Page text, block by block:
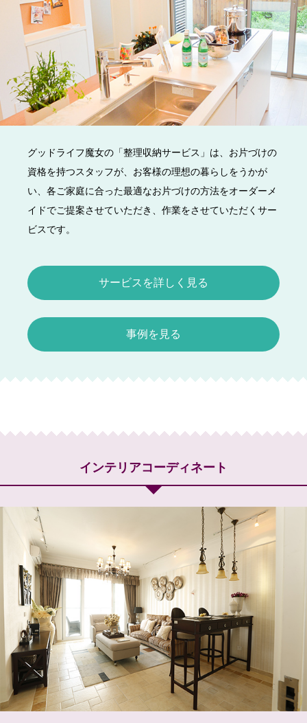
グッドライフ魔女の「整理収納サービス」は、お片づけの
資格を持つスタッフが、お客様の理想の暮らしをうかが
い、各ご家庭に合った最適なお片づけの方法をオーダーメ
イドでご提案させていただき、作業をさせていただくサー
ビスです。
サービスを詳しく見る
事例を見る
インテリアコーディネート